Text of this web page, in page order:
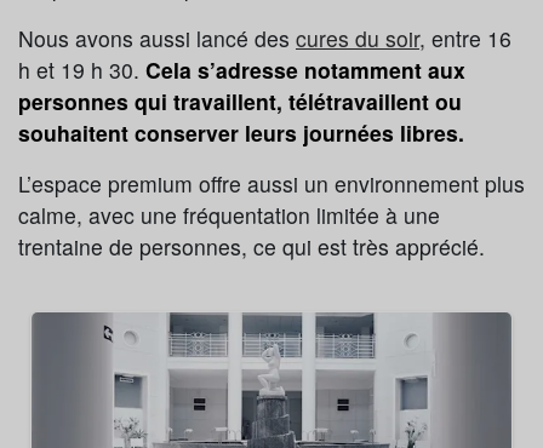
Nous avons aussi lancé des cures du soir, entre 16
h et 19 h 30. Cela s’adresse notamment aux
personnes qui travaillent, télétravaillent ou
souhaitent conserver leurs journées libres.
L’espace premium offre aussi un environnement plus
calme, avec une fréquentation limitée à une
trentaine de personnes, ce qui est très apprécié.
Récupération sportive